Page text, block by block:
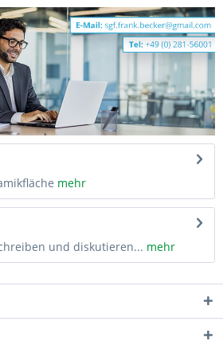
mehr
und diskutieren... mehr